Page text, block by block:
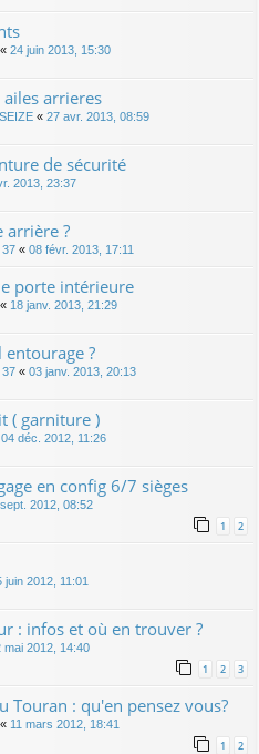
« 24 juin 2013, 15:30
arrieres
« 27 avr. 2013, 08:59
de sécurité
2013, 23:37
arrière ?
37 « 08 févr. 2013, 17:11
porte intérieure
« 18 janv. 2013, 21:29
entourage ?
37 « 03 janv. 2013, 20:13
( garniture )
04 déc. 2012, 11:26
en config 6/7 sièges
2012, 08:52
1 2
juin 2012, 11:01
: infos et où en trouver ?
mai 2012, 14:40
1 2 3
Touran : qu'en pensez vous?
« 11 mars 2012, 18:41
1 2